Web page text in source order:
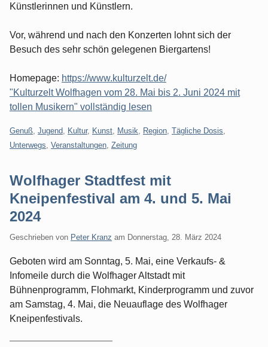
Künstlerinnen und Künstlern.
Vor, während und nach den Konzerten lohnt sich der
Besuch des sehr schön gelegenen Biergartens!
Homepage: https://www.kulturzelt.de/
"Kulturzelt Wolfhagen vom 28. Mai bis 2. Juni 2024 mit
tollen Musikern" vollständig lesen
Kategorien:
Genuß Jugend Kultur, Kunst Musik Region Tägliche Dosis
Unterwegs Veranstaltungen Zeitung
Wolfhager Stadtfest mit
Kneipenfestival am 4. und 5. Mai
2024
Geschrieben von Peter Kranz am Donnerstag, 28. März 2024
Geboten wird am Sonntag, 5. Mai, eine Verkaufs- &
Infomeile durch die Wolfhager Altstadt mit
Bühnenprogramm, Flohmarkt, Kinderprogramm und zuvor
am Samstag, 4. Mai, die Neuauflage des Wolfhager
Kneipenfestivals.